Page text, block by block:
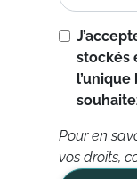
stockés
Pour en
vos droits,